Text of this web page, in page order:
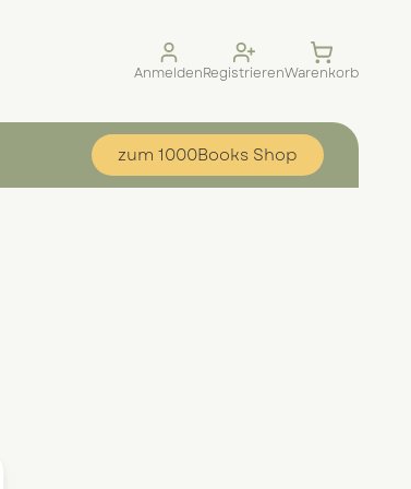
AnmeldenRegistrierenWarenkorb
zum 1000Books Shop